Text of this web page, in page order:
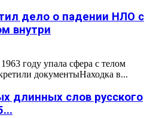
дело о падении НЛО с
внутри
году упала сфера с телом
документыНаходка в...
длинных слов русского